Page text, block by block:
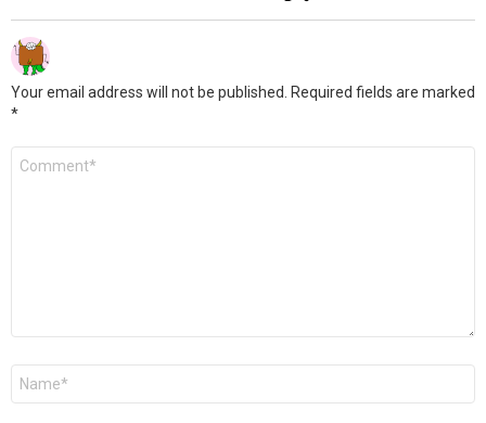
Your email address will not be published. Required fields are marked
*